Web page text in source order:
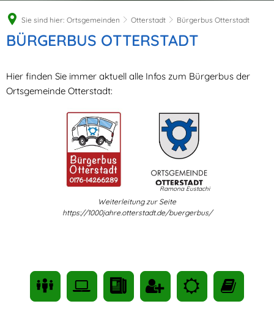
Sie sind hier: Ortsgemeinden Otterstadt Bürgerbus Otterstadt
Bürgerbus
BÜRGERBUS OTTERSTADT
Hier finden Sie immer aktuell alle Infos zum Bürgerbus der
Ortsgemeinde Otterstadt:
Ramona Eustachi
Weiterleitung zur Seite
https://1000jahre.otterstadt.de/buergerbus/